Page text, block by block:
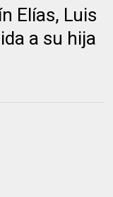
Elías, Luis
a su hija